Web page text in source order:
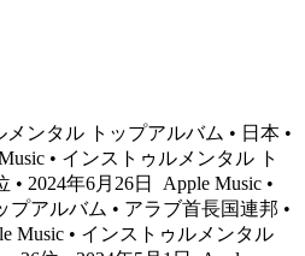
メンタル トップアルバム • 日本 •
• インストゥルメンタル ト
• 2024年6月26日
Apple Music •
アルバム • アラブ首長国連邦 •
Music • インストゥルメンタル